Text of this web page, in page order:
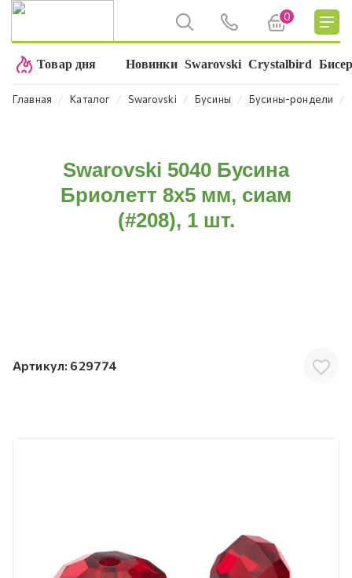
0
Товар дня Новинки Swarovski Crystalbird
Главная ⁄ Каталог ⁄ Swarovski ⁄ Бусины ⁄ Бусины-рондели ⁄
Swarovski 5040 Бусина
Бриолетт 8х5 мм, сиам
(#208), 1 шт.
Артикул: 629774